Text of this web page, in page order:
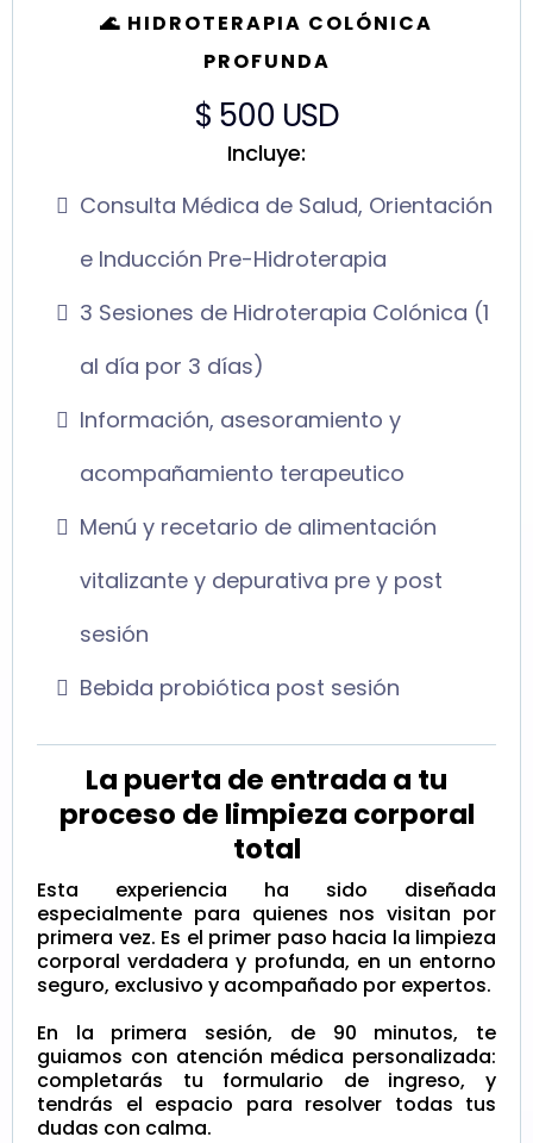
🌊 HIDROTERAPIA COLÓNICA
PROFUNDA
$ 500 USD
Incluye:
Consulta Médica de Salud, Orientación
e Inducción Pre-Hidroterapia
3 Sesiones de Hidroterapia Colónica (1
al día por 3 días)
Información, asesoramiento y
acompañamiento terapeutico
Menú y recetario de alimentación
vitalizante y depurativa pre y post
sesión
Bebida probiótica post sesión
La puerta de entrada a tu
proceso de limpieza corporal
total
Esta experiencia ha sido diseñada
especialmente para quienes nos visitan por
primera vez. Es el primer paso hacia la limpieza
corporal verdadera y profunda, en un entorno
seguro, exclusivo y acompañado por expertos.
En la primera sesión, de 90 minutos, te
guiamos con atención médica personalizada:
completarás tu formulario de ingreso, y
tendrás el espacio para resolver todas tus
dudas con calma.